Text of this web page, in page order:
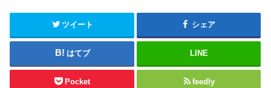
ツイート シェア
はてブ LINE
Pocket feedly